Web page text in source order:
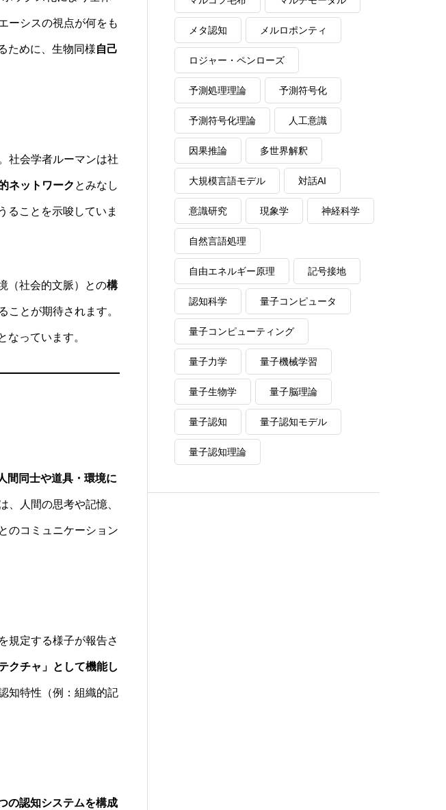
ーシスの視点が何をも
ために、生物同様自己
社会学者ルーマンは社
ネットワーク とみなし
ることを示唆していま
（社会的文脈）との構
ことが期待されます。
なっています。
間同士や道具・環境に
、人間の思考や記憶、
のコミュニケーション
規定する様子が報告さ
クチャ」として機能し
知特性（例：組織的記
の認知システムを構成
メタ認知 メルロポンティ
ロジャー・ペンローズ
予測処理理論 予測符号化
予測符号化理論 人工意識
因果推論 多世界解釈
大規模言語モデル 対話AI
意識研究 現象学 神経科学
自然言語処理
自由エネルギー原理 記号接地
認知科学 量子コンピュータ
量子コンピューティング
量子力学 量子機械学習
量子生物学 量子脳理論
量子認知 量子認知モデル
量子認知理論